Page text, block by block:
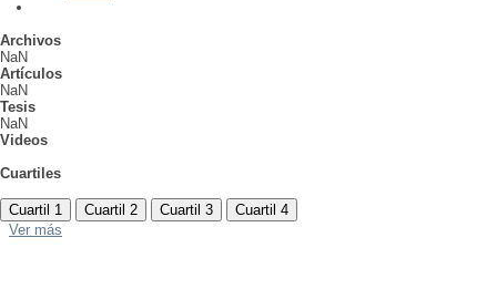
Archivos
NaN
Artículos
NaN
Tesis
NaN
Videos
Cuartiles
Cuartil 1 Cuartil 2 Cuartil 3
Cuartil 4
Ver más